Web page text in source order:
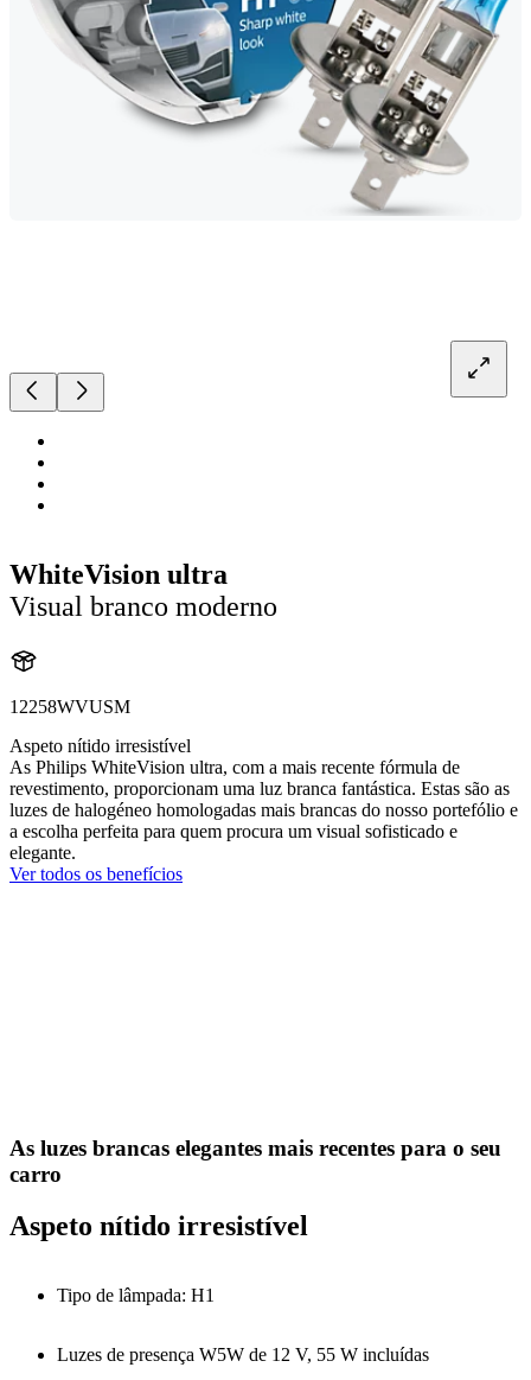
WhiteVision ultra
Visual branco moderno
12258WVUSM
Aspeto nítido irresistível
As Philips WhiteVision ultra, com a mais recente fórmula de
revestimento, proporcionam uma luz branca fantástica. Estas são as
luzes de halogéneo homologadas mais brancas do nosso portefólio e
a escolha perfeita para quem procura um visual sofisticado e
elegante.
Ver todos os benefícios
As luzes brancas elegantes mais recentes para o seu
carro
Aspeto nítido irresistível
Tipo de lâmpada: H1
Luzes de presença W5W de 12 V, 55 W incluídas